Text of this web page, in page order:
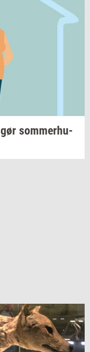
gør som­mer­hu­